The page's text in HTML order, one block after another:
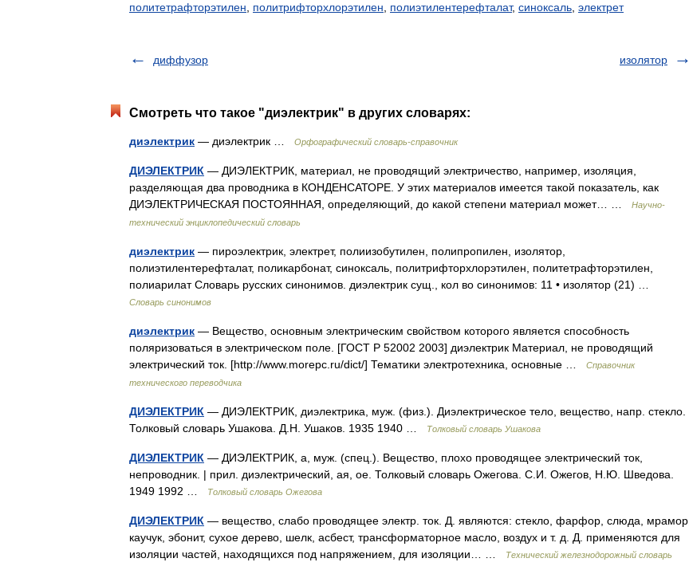
политетрафторэтилен
политрифторхлорэтилен полиэтилентерефталат, синоксаль электрет
диффузор изолятор
Смотреть что такое "диэлектрик" в других словарях:
диэлектрик — диэлектрик … Орфографический словарь-справочник
ДИЭЛЕКТРИК — ДИЭЛЕКТРИК, материал, не проводящий электричество, например, изоляция,
разделяющая два проводника в КОНДЕНСАТОРЕ. У этих материалов имеется такой показатель, как
ДИЭЛЕКТРИЧЕСКАЯ ПОСТОЯННАЯ, определяющий, до какой степени материал может… …
Научно-
технический энциклопедический словарь
диэлектрик — пироэлектрик, электрет, полиизобутилен, полипропилен, изолятор,
полиэтилентерефталат, поликарбонат, синоксаль, политрифторхлорэтилен, политетрафторэтилен,
полиарилат Словарь русских синонимов. диэлектрик сущ., кол во синонимов: 11 • изолятор (21) …
Словарь синонимов
диэлектрик — Вещество, основным электрическим свойством которого является способность
поляризоваться в электрическом поле. [ГОСТ Р 52002 2003] диэлектрик Материал, не проводящий
электрический ток. [http://www.morepc.ru/dict/] Тематики электротехника, основные …
Справочник
технического переводчика
ДИЭЛЕКТРИК — ДИЭЛЕКТРИК, диэлектрика, муж. (физ.). Диэлектрическое тело, вещество, напр. стекло.
Толковый словарь Ушакова. Д.Н. Ушаков. 1935 1940 …
Толковый словарь Ушакова
ДИЭЛЕКТРИК — ДИЭЛЕКТРИК, а, муж. (спец.). Вещество, плохо проводящее электрический ток,
непроводник. | прил. диэлектрический, ая, ое. Толковый словарь Ожегова. С.И. Ожегов, Н.Ю. Шведова.
1949 1992 …
Толковый словарь Ожегова
ДИЭЛЕКТРИК — вещество, слабо проводящее электр. ток. Д. являются: стекло, фарфор, слюда, мрамор,
каучук, эбонит, сухое дерево, шелк, асбест, трансформаторное масло, воздух и т. д. Д. применяются для
изоляции частей, находящихся под напряжением, для изоляции… …
Технический железнодорожный словарь